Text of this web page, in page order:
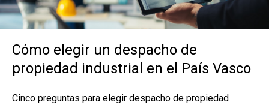
Cómo elegir un despacho de
propiedad industrial en el País Vasco
Cinco preguntas para elegir despacho de propiedad